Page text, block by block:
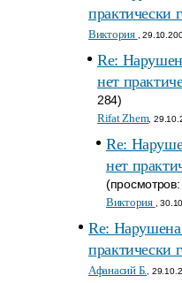
практически
Виктория ,
Re:
нет
284)
Rifat Zhem,
Re:
нет
Виктория ,
Re: Нарушена
практически
Афанасий Б. ,